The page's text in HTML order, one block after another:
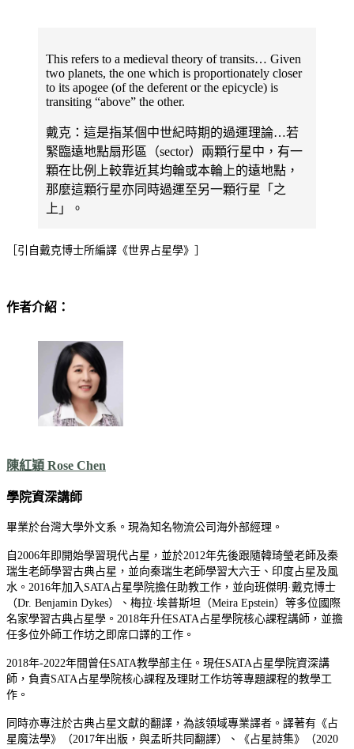
This refers to a medieval theory of transits… Given
two planets, the one which is proportionately closer
to its apogee (of the deferent or the epicycle) is
transiting “above” the other.
戴克：這是指某個中世紀時期的過運理論…若
緊臨遠地點扇形區（sector）兩顆行星中，有一
顆在比例上較靠近其均輪或本輪上的遠地點，
那麼這顆行星亦同時過運至另一顆行星「之
上」。
［引自戴克博士所編譯《世界占星學》］
作者介紹：
陳紅穎 Rose Chen
學院資深講師
畢業於台灣大學外文系。現為知名物流公司海外部經理。
自2006年即開始學習現代占星，並於2012年先後跟隨韓琦瑩老師及秦
瑞生老師學習古典占星，並向秦瑞生老師學習大六壬、印度占星及風
水。2016年加入SATA占星學院擔任助教工作，並向班傑明·戴克博士
（Dr. Benjamin Dykes）、梅拉·埃普斯坦（Meira Epstein）等多位國際
名家學習古典占星學。2018年升任SATA占星學院核心課程講師，並擔
任多位外師工作坊之即席口譯的工作。
2018年-2022年間曾任SATA教學部主任。現任SATA占星學院資深講
師，負責SATA占星學院核心課程及理財工作坊等專題課程的教學工
作。
同時亦專注於古典占星文獻的翻譯，為該領域專業譯者。譯著有《占
星魔法學》（2017年出版，與孟昕共同翻譯）、《占星詩集》（2020